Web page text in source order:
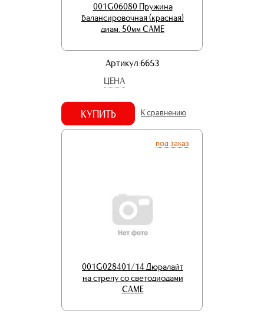
001G06080 Пружина
балансировочная (красная)
диам. 50мм CAME
Артикул:6653
ЦЕНА
КУПИТЬ К сравнению
под заказ
001G028401/14 Дюралайт
на стрелу со светодиодами
CAME